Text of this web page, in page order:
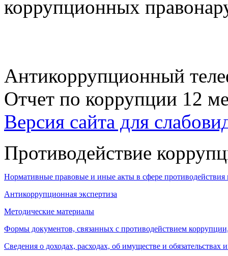
коррупционных
Антикоррупционный
Отчет по коррупции 12
Версия сайта для
Противодействие
Нормативные правовые и иные акты в сфере противодействия
Антикоррупционная экспертиза
Методические материалы
Формы документов, связанных с противодействием
Сведения о доходах, расходах, об имуществе и обязательствах